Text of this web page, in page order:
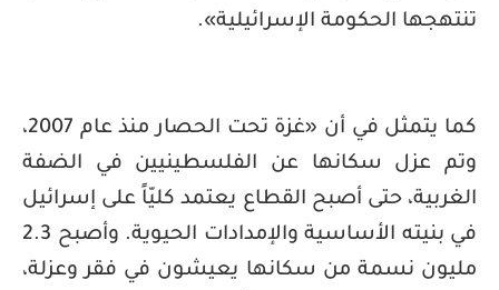
تنتهجها الحكومة الإسرائيلية».
كما يتمثل في أن «غزة تحت الحصار منذ عام 2007،
وتم عزل سكانها عن الفلسطينيين في الضفة
الغربية، حتى أصبح القطاع يعتمد كليّاً على إسرائيل
في بنيته الأساسية والإمدادات الحيوية. وأصبح 2.3
مليون نسمة من سكانها يعيشون في فقر وعزلة،